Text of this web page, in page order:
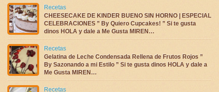
Recetas
CHEESECAKE DE KINDER BUENO SIN HORNO | ESPECIAL
CELEBRACIONES ” By Quiero Cupcakes! ” Si te gusta
dinos HOLA y dale a Me Gusta MIREN…
Recetas
Gelatina de Leche Condensada Rellena de Frutos Rojos ”
By Sazonando a mi Estilo ” Si te gusta dinos HOLA y dale a
Me Gusta MIREN…
Recetas